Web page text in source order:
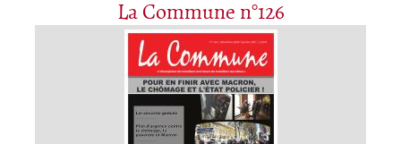
La Commune n°126